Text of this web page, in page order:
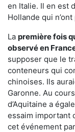
en Italie. Il en est
Hollande qui
La première fois
observé en
supposer que le
conteneurs qui
chinoises. Ils
Garonne. Au
d’Aquitaine a
essaim important
cet événement